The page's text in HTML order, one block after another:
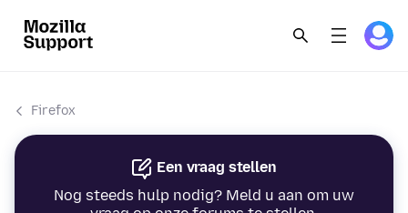
Firefox
Een vraag stellen
Nog steeds hulp nodig? Meld u aan om uw